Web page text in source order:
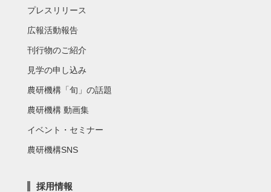
プレスリリース
広報活動報告
刊行物のご紹介
見学の申し込み
農研機構「旬」の話題
農研機構 動画集
イベント・セミナー
農研機構SNS
採用情報